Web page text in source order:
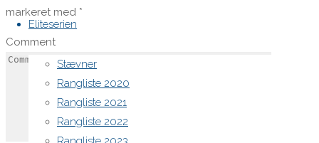
Eliteserien
Stævner
Rangliste 2020
Rangliste 2021
Rangliste 2022
markeret med *
Comment